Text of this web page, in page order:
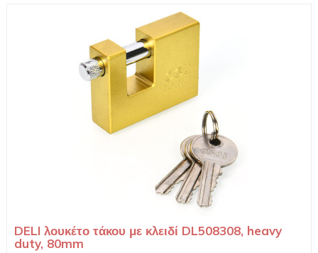
DELI λουκέτο τάκου με κλειδί DL508308, heavy
duty, 80mm